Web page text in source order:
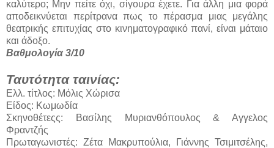
καλύτερο; Μην πείτε όχι, σίγουρα έχετε. Για άλλη μια φορά
αποδεικνύεται περίτρανα πως το πέρασμα μιας μεγάλης
θεατρικής επιτυχίας στο κινηματογραφικό πανί, είναι μάταιο
και άδοξο.
Βαθμολογία 3/10
Ταυτότητα ταινίας:
Ελλ. τίτλος: Μόλις Χώρισα
Είδος: Κωμωδία
Σκηνοθέτεςς: Βασίλης Μυριανθόπουλος & Αγγελος
Φραντζής
Πρωταγωνιστές: Ζέτα Μακρυπούλια, Γιάννης Τσιμιτσέλης,